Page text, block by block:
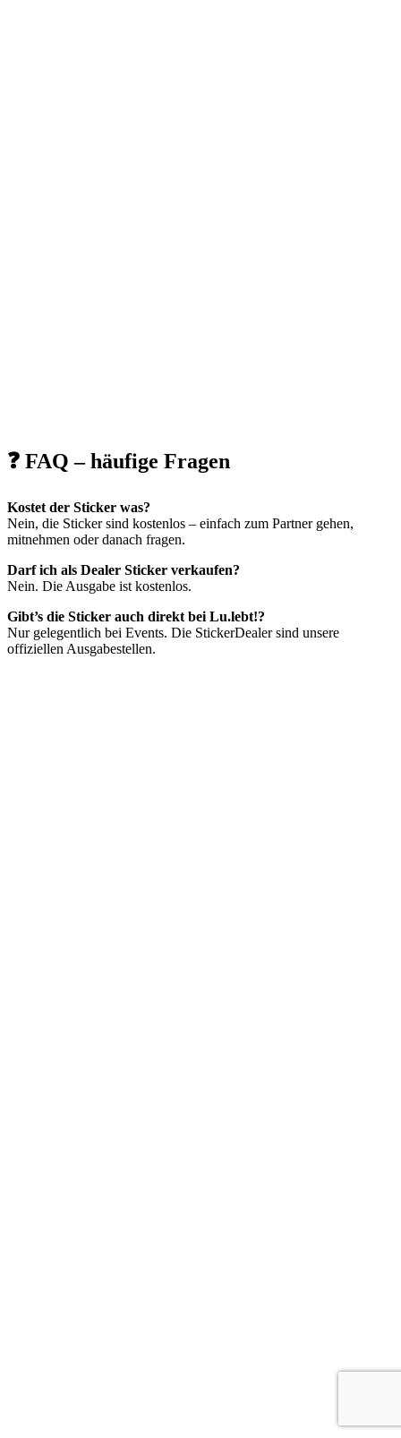
❓ FAQ – häufige Fragen
Kostet der Sticker was?
Nein, die Sticker sind kostenlos – einfach zum Partner gehen,
mitnehmen oder danach fragen.
Darf ich als Dealer Sticker verkaufen?
Nein. Die Ausgabe ist kostenlos.
Gibt’s die Sticker auch direkt bei Lu.lebt!?
Nur gelegentlich bei Events. Die StickerDealer sind unsere
offiziellen Ausgabestellen.